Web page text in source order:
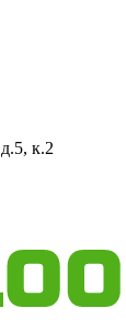
к.2